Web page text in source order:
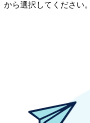
から選択してください。